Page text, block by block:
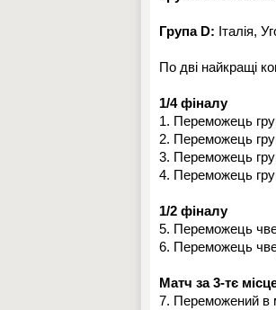
Група D: Італія,
По дві найкращі
1/4 фіналу
1. Переможець
2. Переможець
3. Переможець
4. Переможець
1/2 фіналу
5. Переможець
6. Переможець
Матч за 3-тє
7. Переможений в